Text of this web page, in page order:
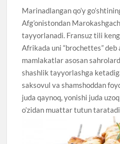
Marinadlangan qo’y
Afg’onistondan
tayyorlanadi. Fransuz tili
Afrikada uni “brochettes” deb
mamlakatlar asosan
shashlik tayyorlashga
saksovul va shamshoddan
juda qaynoq, yonishi juda
o’zidan muattar tutun